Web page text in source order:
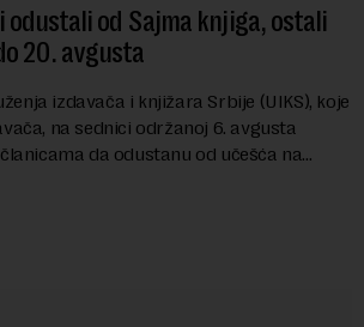
odustali od Sajma knjiga, ostali
20. avgusta
izdavača i knjižara Srbije (UIKS), koje
na sednici održanoj 6. avgusta
da odustanu od učešća na